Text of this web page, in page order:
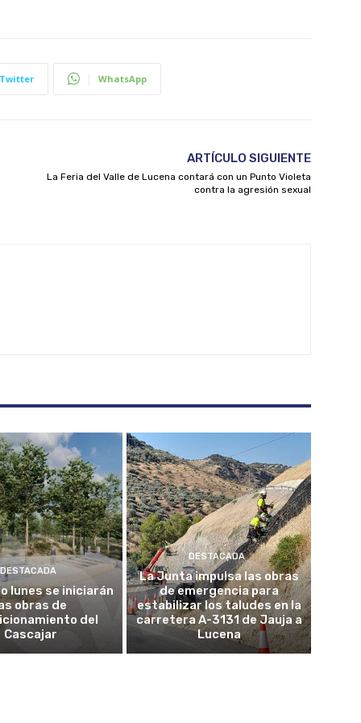
Twitter WhatsApp
ARTÍCULO SIGUIENTE
La Feria del Valle de Lucena contará con un Punto Violeta
contra la agresión sexual
DESTACADA
lunes se iniciarán
obras de
del
Cascajar
DESTACADA
La Junta impulsa las obras
de emergencia para
estabilizar los taludes en la
carretera A-3131 de Jauja a
Lucena